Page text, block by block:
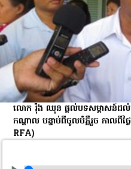
លោក រ៉ុង ឈុន ផ្តល់​បទ​សម្ភាសន៍​ដល់​អ្
កណ្ដាល បន្ទាប់​ពី​ចូល​បំភ្លឺ​រួច កាល​ពី​ថ្
RFA)